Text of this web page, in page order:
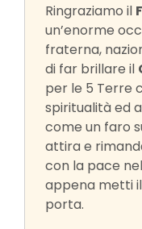
Ringraziamo il
un’enorme
fraterna,
di far brillare il
per le 5 Terre
spiritualità ed
come un faro
attira e
con la pace
appena metti
porta.